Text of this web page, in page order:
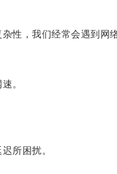
，我们经常会遇到网
。
所困扰。